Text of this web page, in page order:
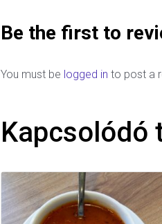
Be the first to
You must be logged in to post a
Kapcsolódó